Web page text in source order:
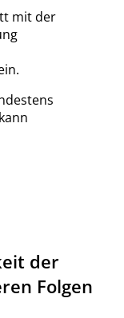
mit der
der
Folgen